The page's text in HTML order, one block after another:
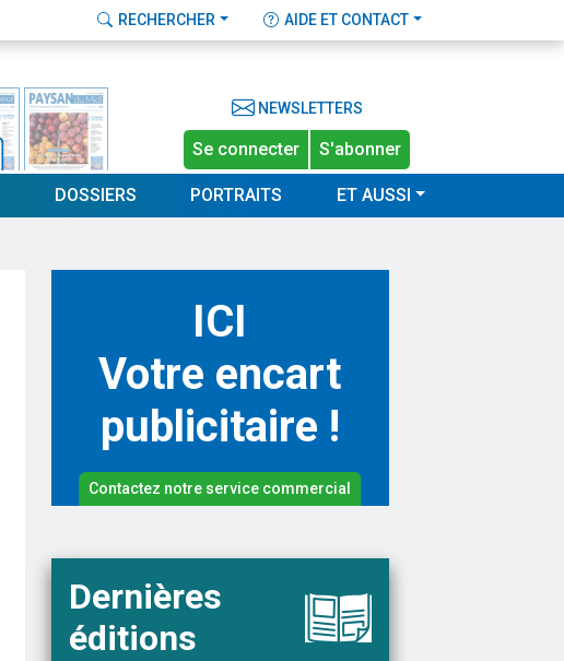
RECHERCHER AIDE ET CONTACT
NEWSLETTERS
Se connecter S'abonner
DOSSIERS PORTRAITS ET AUSSI
ICI
Votre encart
publicitaire !
Contactez notre service commercial
Dernières
éditions